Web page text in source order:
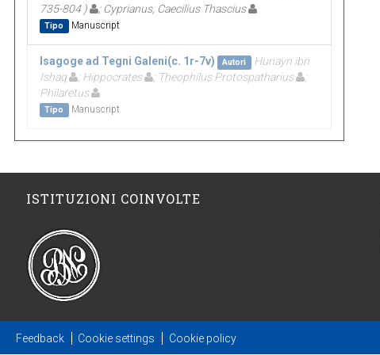
735-804 )
; Cyprianus, Caecilius Thascius
Tipo Manuscript
Isagoge ad Tegni Galeni(c. 1r-7v) Autori
Hunayn ibn
Ishaq
; Hippocrates ; Theophilus Protospatharius
;
Philaretus
Tipo Manuscript
ISTITUZIONI COINVOLTE
Feedback Cookie settings Cookie policy